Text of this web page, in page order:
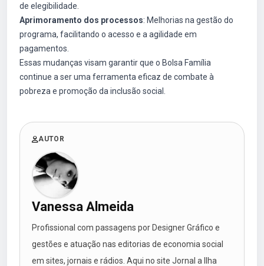
de elegibilidade.
Aprimoramento dos processos: Melhorias na gestão do
programa, facilitando o acesso e a agilidade em
pagamentos.
Essas mudanças visam garantir que o Bolsa Família
continue a ser uma ferramenta eficaz de combate à
pobreza e promoção da inclusão social.
AUTOR
Vanessa Almeida
Profissional com passagens por Designer Gráfico e
gestões e atuação nas editorias de economia social
em sites, jornais e rádios. Aqui no site Jornal a Ilha